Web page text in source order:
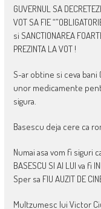
GUVERNUL SA
VOT SA FIE
si SANCTIONAREA
PREZINTA LA VOT !
S-ar obtine si ceva bani
unor medicamente
sigura.
Basescu deja cere ca
Numai asa vom fi siguri
BASESCU SI AI LUI va fi
Sper sa FIU AUZIT DE
Multzumesc lui Victor